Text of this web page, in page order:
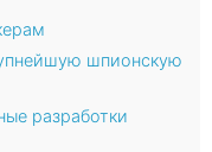
шпионскую
разработки